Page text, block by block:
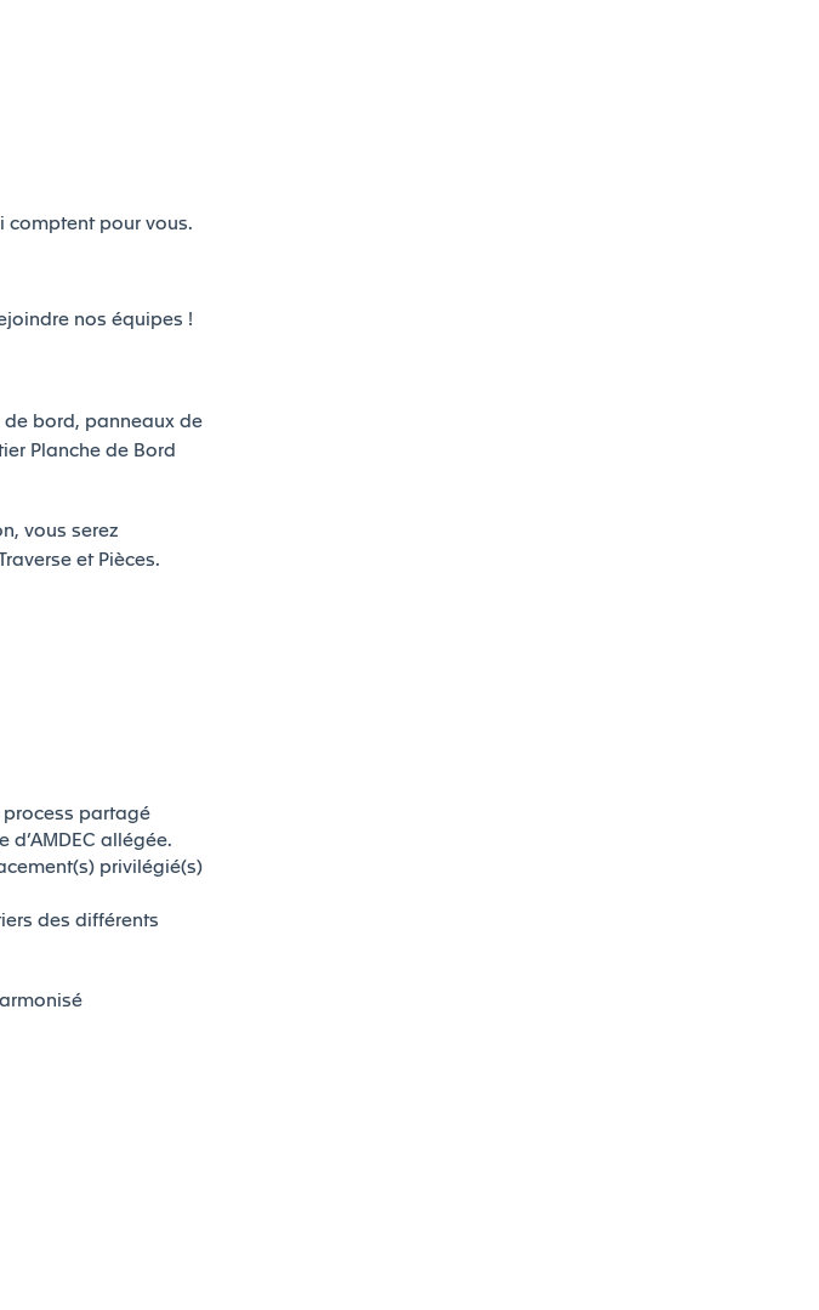
comptent pour vous.
nos équipes !
de bord, panneaux de
Planche de Bord
vous serez
et Pièces.
process partagé
allégée.
privilégié(s)
des différents